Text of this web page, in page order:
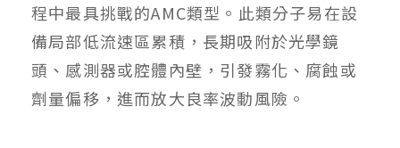
程中最具挑戰的AMC類型。此類分子易在設
備局部低流速區累積，長期吸附於光學鏡
頭、感測器或腔體內壁，引發霧化、腐蝕或
劑量偏移，進而放大良率波動風險。